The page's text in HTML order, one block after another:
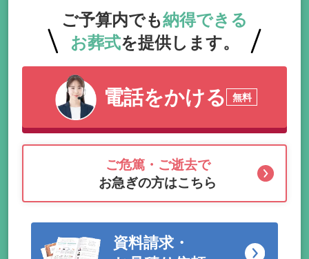
ご予算内でも納得できる
お葬式を提供します。
電話をかける 無料
ご危篤・ご逝去で
お急ぎの方はこちら
資料請求・